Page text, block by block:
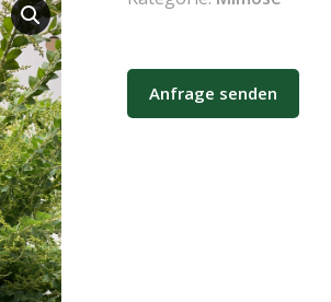
Anfrage senden